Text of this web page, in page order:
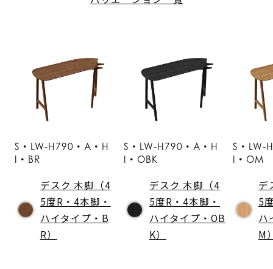
S・LW-H790・A・H
I・BR
デスク 木脚（4
5度R・4本脚・
ハイタイプ・B
R）
S・LW-H790・A・H
I・OBK
デスク 木脚（4
5度R・4本脚・
ハイタイプ・OB
K）
S・LW-
I・OM
デ
5
ハ
M